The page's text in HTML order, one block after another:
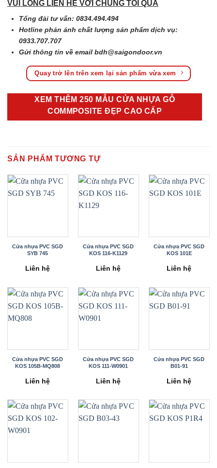
VUI LÒNG LIÊN HỆ VỚI CHÚNG TÔI QUA
Tổng đài tư vấn: 0834.494.494
Hotline phản ánh chất lượng sản phẩm dịch vụ:
0933.707.707
Gửi thông tin về emailbdh@saigondoor.vn
Quay trở lên trên xem lại sản phẩm vừa xem
XEM THÊM 250 MẪU CỬA NHỰA GỖ
COMMPOSITE ĐẸP CAO CẤP
SẢN PHẨM TƯƠNG TỰ
Cửa nhựa PVC SGD
SYB 745
Liên hệ
Cửa nhựa PVC SGD
KOS 116-K1129
Liên hệ
Cửa nhựa PVC SGD
KOS 101E
Liên hệ
Cửa nhựa PVC SGD
KOS 105B-MQ808
Liên hệ
Cửa nhựa PVC SGD
KOS 111-W0901
Liên hệ
Cửa nhựa PVC SGD
B01-91
Liên hệ